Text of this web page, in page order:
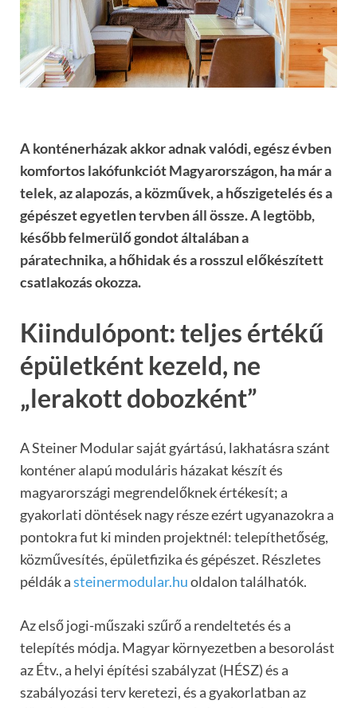
A konténerházak akkor adnak valódi, egész évben
komfortos lakófunkciót Magyarországon, ha már a
telek, az alapozás, a közművek, a hőszigetelés és a
gépészet egyetlen tervben áll össze. A legtöbb,
később felmerülő gondot általában a
páratechnika, a hőhidak és a rosszul előkészített
csatlakozás okozza.
Kiindulópont: teljes értékű
épületként kezeld, ne
„lerakott dobozként”
A Steiner Modular saját gyártású, lakhatásra szánt
konténer alapú moduláris házakat készít és
magyarországi megrendelőknek értékesít; a
gyakorlati döntések nagy része ezért ugyanazokra a
pontokra fut ki minden projektnél: telepíthetőség,
közművesítés, épületfizika és gépészet. Részletes
példák asteinermodular.huoldalon találhatók.
Az első jogi-műszaki szűrő a rendeltetés és a
telepítés módja. Magyar környezetben a besorolást
az Étv., a helyi építési szabályzat (HÉSZ) és a
szabályozási terv keretezi, és a gyakorlatban az